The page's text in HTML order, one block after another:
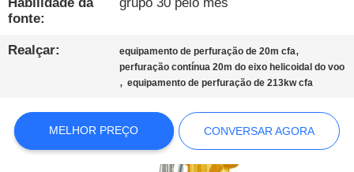
CONVERSAR
AGORA
NEWS
Habilidade da
fonte:
grupo 30 pelo mês
Realçar: equipamento de perfuração de 20m cfa,
perfuração contínua 20m do eixo helicoidal do voo
,equipamento de perfuração de 213kw cfa
MELHOR PREÇO CONVERSAR AGORA